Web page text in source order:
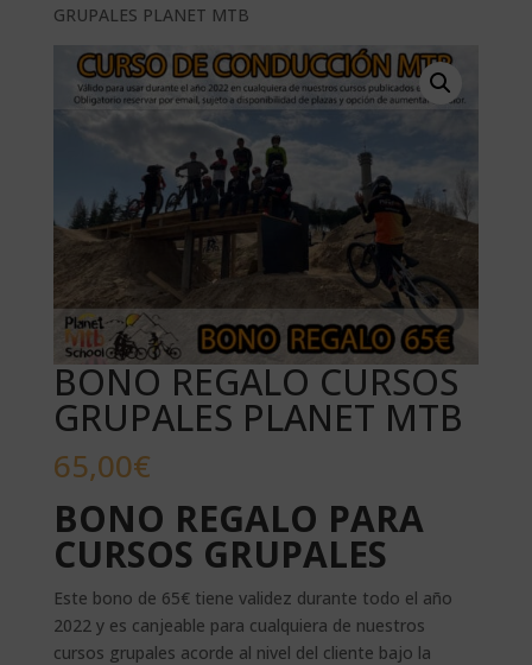
GRUPALES PLANET MTB
BONO REGALO CURSOS
GRUPALES PLANET MTB
65,00€
BONO REGALO PARA
CURSOS GRUPALES
Este bono de 65€ tiene validez durante todo el año
2022 y es canjeable para cualquiera de nuestros
cursos grupales acorde al nivel del cliente bajo la